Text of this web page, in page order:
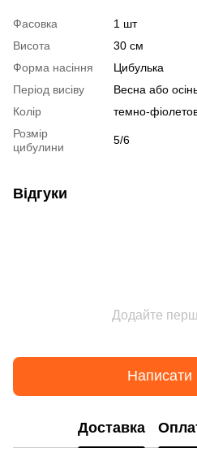
Фасовка
1 шт
Висота
30 см
Форма насіння
Цибулька
Період висіву
Весна або
Колір
темно-
Розмір
цибулини
5/6
Відгуки
Додайте
Написати
Доставка